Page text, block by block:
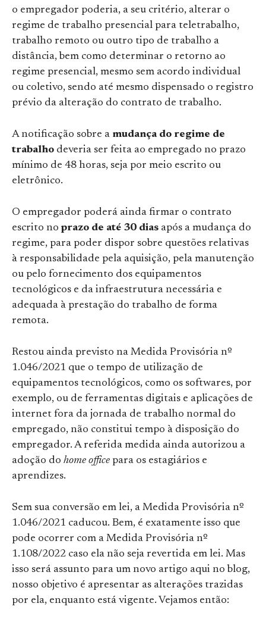
o empregador poderia, a seu critério, alterar o
regime de trabalho presencial para teletrabalho,
trabalho remoto ou outro tipo de trabalho a
distância, bem como determinar o retorno ao
regime presencial, mesmo sem acordo individual
ou coletivo, sendo até mesmo dispensado o registro
prévio da alteração do contrato de trabalho.
A notificação sobre a mudança do regime de
trabalho deveria ser feita ao empregado no prazo
mínimo de 48 horas, seja por meio escrito ou
eletrônico.
O empregador poderá ainda firmar o contrato
escrito no prazo de até 30 dias após a mudança do
regime, para poder dispor sobre questões relativas
à responsabilidade pela aquisição, pela manutenção
ou pelo fornecimento dos equipamentos
tecnológicos e da infraestrutura necessária e
adequada à prestação do trabalho de forma
remota.
Restou ainda previsto na Medida Provisória nº
1.046/2021 que o tempo de utilização de
equipamentos tecnológicos, como os softwares, por
exemplo, ou de ferramentas digitais e aplicações de
internet fora da jornada de trabalho normal do
empregado, não constitui tempo à disposição do
empregador. A referida medida ainda autorizou a
adoção do home office para os estagiários e
aprendizes.
Sem sua conversão em lei, a Medida Provisória nº
1.046/2021 caducou. Bem, é exatamente isso que
pode ocorrer com a Medida Provisória nº
1.108/2022 caso ela não seja revertida em lei. Mas
isso será assunto para um novo artigo aqui no blog,
nosso objetivo é apresentar as alterações trazidas
por ela, enquanto está vigente. Vejamos então: